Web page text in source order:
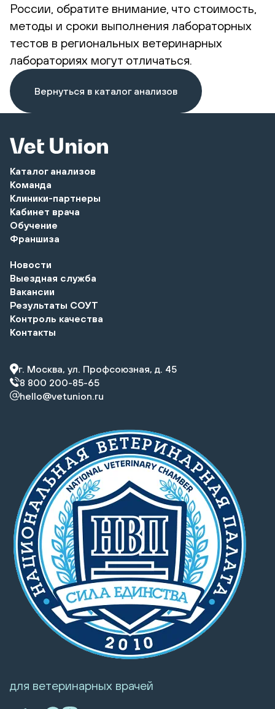
России, обратите внимание, что стоимость,
методы и сроки выполнения лабораторных
тестов в региональных ветеринарных
лабораториях могут отличаться.
Вернуться в каталог анализов
Каталог анализов
Команда
Клиники-партнеры
Кабинет врача
Обучение
Франшиза
Новости
Выездная служба
Вакансии
Результаты СОУТ
Контроль качества
Контакты
г. Москва, ул. Профсоюзная, д. 45
8 800 200-85-65
hello@vetunion.ru
для ветеринарных врачей